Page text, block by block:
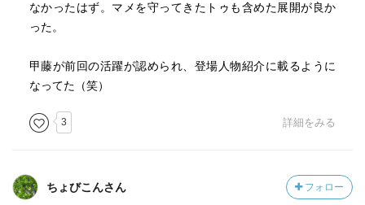
なかったはず。マメを守ってきたトゥも含めた展開が良か
った。
甲藤が前回の活躍が認められ、登場人物紹介に載るように
なってた（笑）
3 詳細をみる
ちょびこんさん フォロー